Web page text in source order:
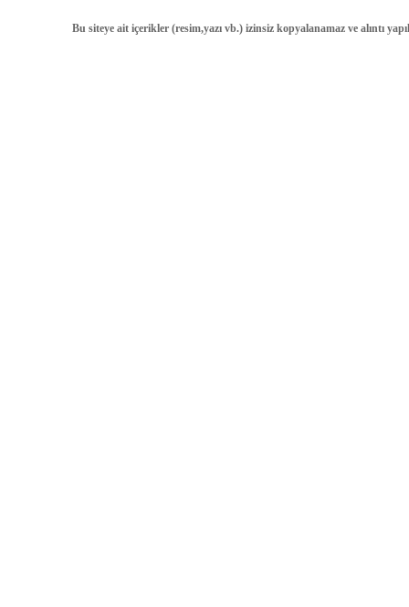
Bu siteye ait içerikler (resim,yazı vb.) izinsiz kopyalanamaz ve alıntı